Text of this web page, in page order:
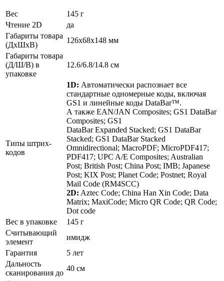
Вес
145 г
Чтение 2D
да
Габариты товара
(ДxШxВ)
126x68x148 мм
Габариты товара
(Д/Ш/В) в
упаковке
12.6/6.8/14.8 см
Типы штрих-
кодов
1D: Автоматически распознает все
стандартные одномерные коды, включая
GS1 и линейные коды DataBar™.
А также EAN/JAN Composites; GS1 DataBar
Composites; GS1
DataBar Expanded Stacked; GS1 DataBar
Stacked; GS1 DataBar Stacked
Omnidirectional; MacroPDF; MicroPDF417;
PDF417; UPC A/E Composites; Australian
Post; British Post; China Post; IMB; Japanese
Post; KIX Post; Planet Code; Postnet; Royal
Mail Code (RM4SCC)
2D: Aztec Code; China Han Xin Code; Data
Matrix; MaxiCode; Micro QR Code; QR Code;
Dot code
Вес в упаковке
145 г
Считывающий
элемент
имидж
Гарантия
5 лет
Дальность
сканирования до
40 см